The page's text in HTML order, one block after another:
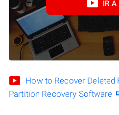
IR A
How to Recover Deleted
Partition Recovery Software